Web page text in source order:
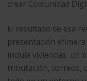
crear Comunidad
El resultado de esa
presentación efímera
incluía viviendas, un
tributación, correos,